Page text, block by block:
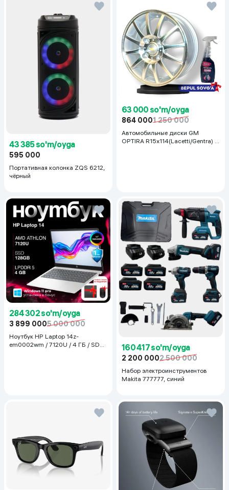
43 385 so'm/oyga
595 000
Портативная колонка ZQS 6212,
чёрный
63 000 so'm/oyga
864 0001 250 000
Автомобильные диски GM
OPTIRA R15x114(Lacetti/Gentra) 1
284 302 so'm/oyga
3 899 0005 000 000
Ноутбук HP Laptop 14z-
em0002wm / 7120U / 4 ГБ / SDD
160 417 so'm/oyga
2 200 0002 500 000
Набор электроинструментов
Makita 777777, синий